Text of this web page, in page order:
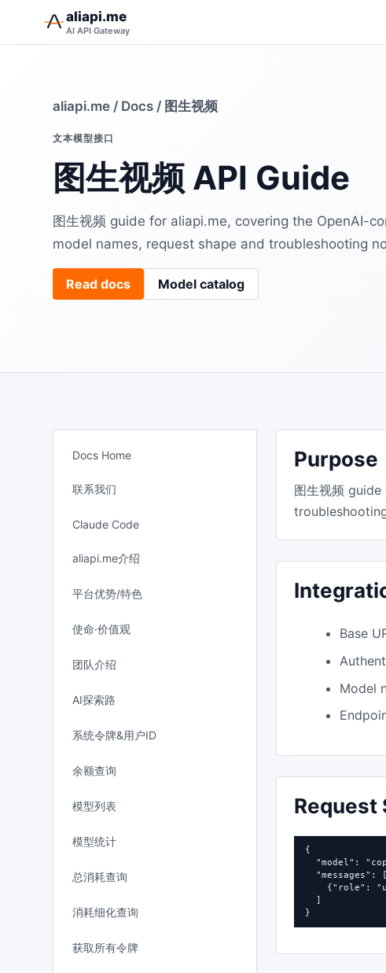
aliapi.me
AI API Gateway
aliapi.me / Docs / 图生视频
文本模型接口
图生视频 API Guide
图生视频 guide for aliapi.me, covering the OpenAI-
model names, request shape and troubleshooting
Read docs Model catalog
Docs Home
联系我们
Claude Code
aliapi.me介绍
平台优势/特色
使命·价值观
团队介绍
AI探索路
系统令牌&用户ID
余额查询
模型列表
模型统计
总消耗查询
消耗细化查询
获取所有令牌
Purpose
图生视频
Base
Model
Request
{
"model":
  "messages": [
{"role":
  ]
}